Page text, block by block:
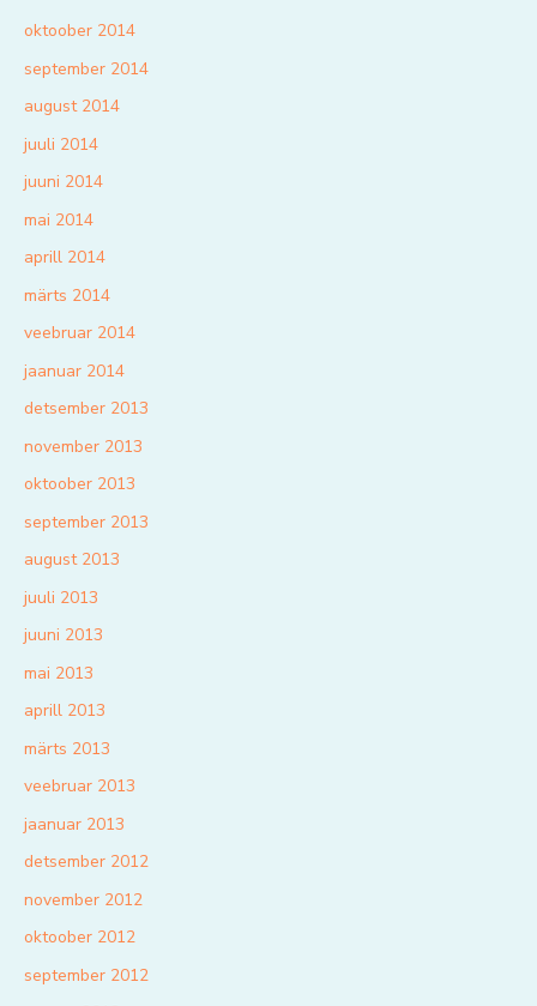
oktoober 2014
september 2014
august 2014
juuli 2014
juuni 2014
mai 2014
aprill 2014
märts 2014
veebruar 2014
jaanuar 2014
detsember 2013
november 2013
oktoober 2013
september 2013
august 2013
juuli 2013
juuni 2013
mai 2013
aprill 2013
märts 2013
veebruar 2013
jaanuar 2013
detsember 2012
november 2012
oktoober 2012
september 2012